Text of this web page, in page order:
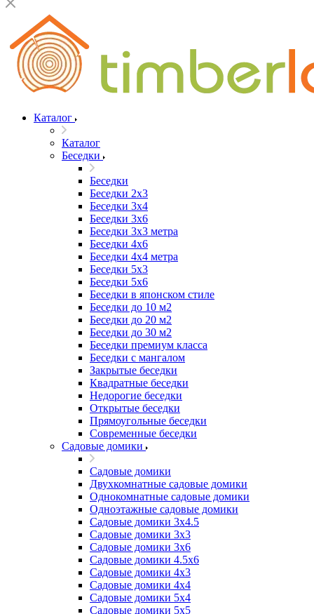
Каталог
Каталог
Беседки
Беседки
Беседки 2x3
Беседки 3x4
Беседки 3x6
Беседки 3х3 метра
Беседки 4x6
Беседки 4х4 метра
Беседки 5x3
Беседки 5x6
Беседки в японском стиле
Беседки до 10 м2
Беседки до 20 м2
Беседки до 30 м2
Беседки премиум класса
Беседки с мангалом
Закрытые беседки
Квадратные беседки
Недорогие беседки
Открытые беседки
Прямоугольные беседки
Современные беседки
Садовые домики
Садовые домики
Двухкомнатные садовые домики
Однокомнатные садовые домики
Одноэтажные садовые домики
Садовые домики 3x4.5
Садовые домики 3х3
Садовые домики 3х6
Садовые домики 4.5x6
Садовые домики 4x3
Садовые домики 4x4
Садовые домики 5х4
Садовые домики 5х5